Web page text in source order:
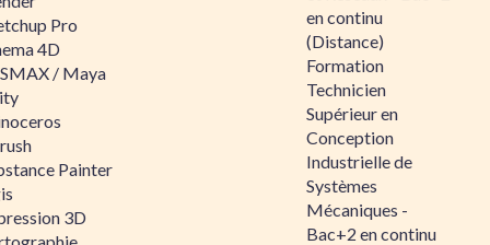
Pro
4D
/ Maya
Painter
3D
en continu
(Distance)
Formation
Technicien
Supérieur en
Conception
Industrielle de
Systèmes
Mécaniques -
Bac+2 en continu